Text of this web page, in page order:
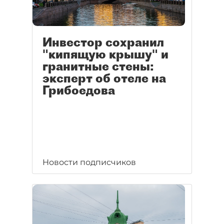
Инвестор сохранил
"кипящую крышу" и
гранитные стены:
эксперт об отеле на
Грибоедова
Новости подписчиков